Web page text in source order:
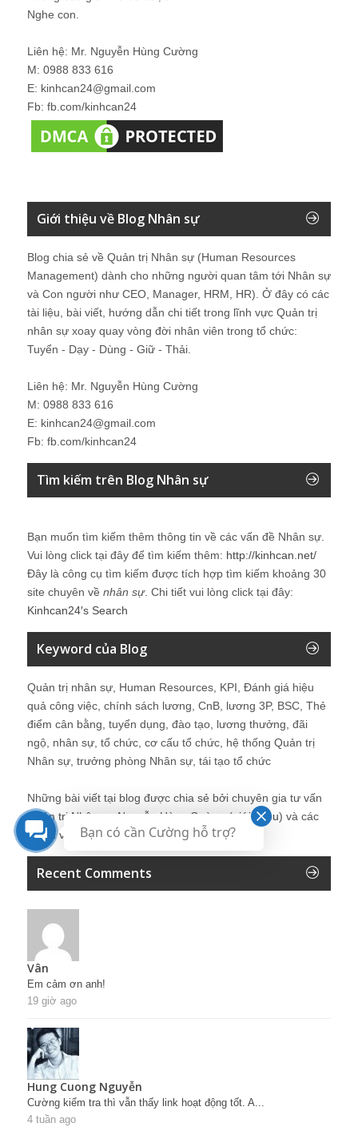
Nghe con.
Liên hệ: Mr. Nguyễn Hùng Cường
M: 0988 833 616
E: kinhcan24@gmail.com
Fb: fb.com/kinhcan24
Giới thiệu về Blog Nhân sự
Blog chia sẻ về Quản trị Nhân sự (Human Resources
Management) dành cho những người quan tâm tới Nhân sự
và Con người như CEO, Manager, HRM, HR). Ở đây có các
tài liệu, bài viết, hướng dẫn chi tiết trong lĩnh vực Quản trị
nhân sự xoay quay vòng đời nhân viên trong tổ chức:
Tuyển - Dạy - Dùng - Giữ - Thải.
Liên hệ: Mr. Nguyễn Hùng Cường
M: 0988 833 616
E: kinhcan24@gmail.com
Fb: fb.com/kinhcan24
Tìm kiếm trên Blog Nhân sự
Bạn muốn tìm kiếm thêm thông tin về các vấn đề Nhân sự
Vui lòng click tại đây để tìm kiếm thêm: http://kinhcan.net/
Đây là công cụ tìm kiếm được tích hợp tìm kiếm khoảng 30
site chuyên về nhân sự. Chi tiết vui lòng click tại đây:
Kinhcan24′s Search
Keyword của Blog
Quản trị nhân sự, Human Resources, KPI, Đánh giá hiệu
quả công việc, chính sách lương, CnB, lương 3P, BSC, Thẻ
điểm cân bằng, tuyển dụng, đào tạo, lương thưởng, đãi
ngộ, nhân sự, tổ chức, cơ cấu tổ chức, hệ thống Quản trị
Nhân sự, trưởng phòng Nhân sự, tái tạo tổ chức
Những bài viết tại blog được chia sẻ bởi chuyên gia tư vấn
Quản trị Nhân sự Nguyễn Hùng Cường (giới thiệu) và các
thành viên khác trong cộng đồng Nhân sự.
Recent Comments
Vân
Em cảm ơn anh!
19 giờ ago
Hung Cuong Nguyễn
Cường kiểm tra thì vẫn thấy link hoạt động tốt. A...
4 tuần ago
Bạn có cần Cường hỗ trợ?